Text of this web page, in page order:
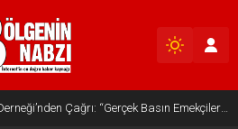
Batman Basın Derneği’nden Çağrı: “Gerçek Basın Emekçileri Desteklenmeli”